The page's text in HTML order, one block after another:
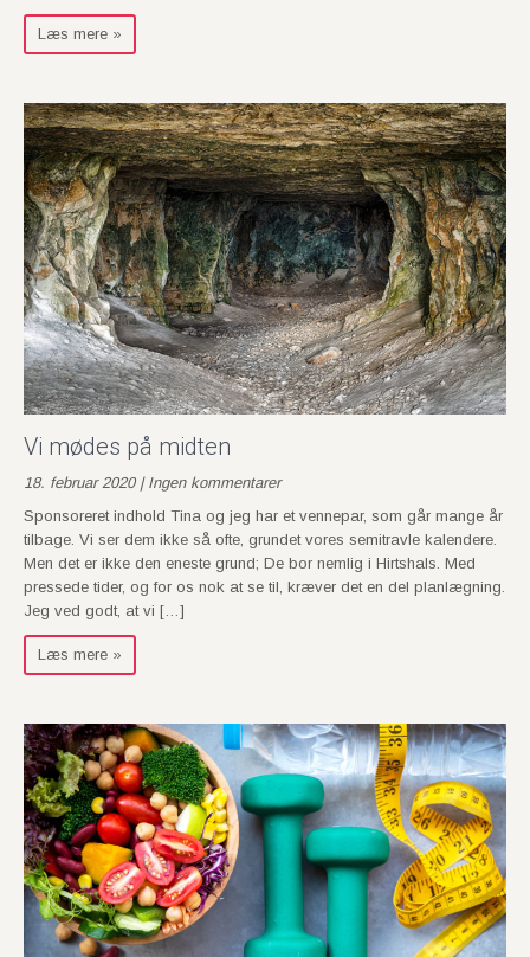
Læs mere »
Vi mødes på midten
18. februar 2020 | Ingen kommentarer
Sponsoreret indhold Tina og jeg har et vennepar, som går mange år
tilbage. Vi ser dem ikke så ofte, grundet vores semitravle kalendere.
Men det er ikke den eneste grund; De bor nemlig i Hirtshals. Med
pressede tider, og for os nok at se til, kræver det en del planlægning.
Jeg ved godt, at vi […]
Læs mere »